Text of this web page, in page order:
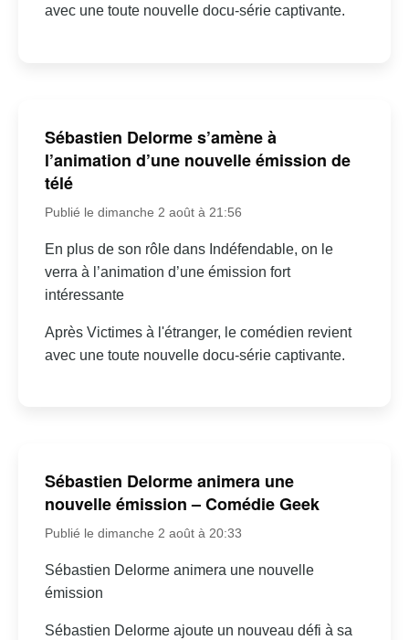
avec une toute nouvelle docu-série captivante.
Sébastien Delorme s’amène à
l’animation d’une nouvelle émission de
télé
Publié le dimanche 2 août à 21:56
En plus de son rôle dans Indéfendable, on le
verra à l’animation d’une émission fort
intéressante
Après Victimes à l'étranger, le comédien revient
avec une toute nouvelle docu-série captivante.
Sébastien Delorme animera une
nouvelle émission – Comédie Geek
Publié le dimanche 2 août à 20:33
Sébastien Delorme animera une nouvelle
émission
Sébastien Delorme ajoute un nouveau défi à sa